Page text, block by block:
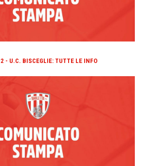
- U.C. BISCEGLIE: TUTTE LE INFO